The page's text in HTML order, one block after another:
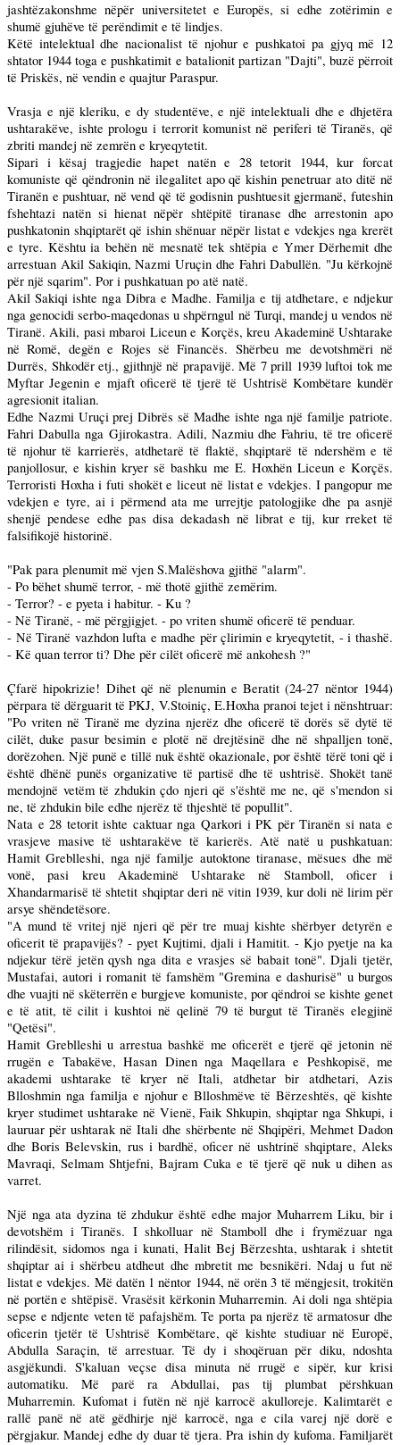
jashtëzakonshme nëpër universitetet e Europës, si edhe zotërimin e
shumë gjuhëve të perëndimit e të lindjes.
Këtë intelektual dhe nacionalist të njohur e pushkatoi pa gjyq më 12
shtator 1944 toga e pushkatimit e batalionit partizan "Dajti", buzë përroit
të Priskës, në vendin e quajtur Paraspur.
Vrasja e një kleriku, e dy studentëve, e një intelektuali dhe e dhjetëra
ushtarakëve, ishte prologu i terrorit komunist në periferi të Tiranës, që
zbriti mandej në zemrën e kryeqytetit.
Sipari i kësaj tragjedie hapet natën e 28 tetorit 1944, kur forcat
komuniste që qëndronin në ilegalitet apo që kishin penetruar ato ditë në
Tiranën e pushtuar, në vend që të godisnin pushtuesit gjermanë, futeshin
fshehtazi natën si hienat nëpër shtëpitë tiranase dhe arrestonin apo
pushkatonin shqiptarët që ishin shënuar nëpër listat e vdekjes nga krerët
e tyre. Kështu ia behën në mesnatë tek shtëpia e Ymer Dërhemit dhe
arrestuan Akil Sakiqin, Nazmi Uruçin dhe Fahri Dabullën. "Ju kërkojnë
për një sqarim". Por i pushkatuan po atë natë.
Akil Sakiqi ishte nga Dibra e Madhe. Familja e tij atdhetare, e ndjekur
nga genocidi serbo-maqedonas u shpërngul në Turqi, mandej u vendos në
Tiranë. Akili, pasi mbaroi Liceun e Korçës, kreu Akademinë Ushtarake
në Romë, degën e Rojes së Financës. Shërbeu me devotshmëri në
Durrës, Shkodër etj., gjithnjë në prapavijë. Më 7 prill 1939 luftoi tok me
Myftar Jegenin e mjaft oficerë të tjerë të Ushtrisë Kombëtare kundër
agresionit italian.
Edhe Nazmi Uruçi prej Dibrës së Madhe ishte nga një familje patriote.
Fahri Dabulla nga Gjirokastra. Adili, Nazmiu dhe Fahriu, të tre oficerë
të njohur të karrierës, atdhetarë të flaktë, shqiptarë të ndershëm e të
panjollosur, e kishin kryer së bashku me E. Hoxhën Liceun e Korçës.
Terroristi Hoxha i futi shokët e liceut në listat e vdekjes. I pangopur me
vdekjen e tyre, ai i përmend ata me urrejtje patologjike dhe pa asnjë
shenjë pendese edhe pas disa dekadash në librat e tij, kur rreket të
falsifikojë historinë.
"Pak para plenumit më vjen S.Malëshova gjithë "alarm".
- Po bëhet shumë terror, - më thotë gjithë zemërim.
- Terror? - e pyeta i habitur. - Ku ?
- Në Tiranë, - më përgjigjet. - po vriten shumë oficerë të penduar.
- Në Tiranë vazhdon lufta e madhe për çlirimin e kryeqytetit, - i thashë.
- Kë quan terror ti? Dhe për cilët oficerë më ankohesh ?"
Çfarë hipokrizie! Dihet që në plenumin e Beratit (24-27 nëntor 1944)
përpara të dërguarit të PKJ, V.Stoiniç, E.Hoxha pranoi tejet i nënshtruar:
"Po vriten në Tiranë me dyzina njerëz dhe oficerë të dorës së dytë të
cilët, duke pasur besimin e plotë në drejtësinë dhe në shpalljen tonë,
dorëzohen. Një punë e tillë nuk është okazionale, por është tërë toni që i
është dhënë punës organizative të partisë dhe të ushtrisë. Shokët tanë
mendojnë vetëm të zhdukin çdo njeri që s'është me ne, që s'mendon si
ne, të zhdukin bile edhe njerëz të thjeshtë të popullit".
Nata e 28 tetorit ishte caktuar nga Qarkori i PK për Tiranën si nata e
vrasjeve masive të ushtarakëve të karierës. Atë natë u pushkatuan:
Hamit Greblleshi, nga një familje autoktone tiranase, mësues dhe më
vonë, pasi kreu Akademinë Ushtarake në Stamboll, oficer i
Xhandarmarisë të shtetit shqiptar deri në vitin 1939, kur doli në lirim për
arsye shëndetësore.
"A mund të vritej një njeri që për tre muaj kishte shërbyer detyrën e
oficerit të prapavijës? - pyet Kujtimi, djali i Hamitit. - Kjo pyetje na ka
ndjekur tërë jetën qysh nga dita e vrasjes së babait tonë". Djali tjetër,
Mustafai, autori i romanit të famshëm "Gremina e dashurisë" u burgos
dhe vuajti në skëterrën e burgjeve komuniste, por qëndroi se kishte genet
e të atit, të cilit i kushtoi në qelinë 79 të burgut të Tiranës elegjinë
"Qetësi".
Hamit Greblleshi u arrestua bashkë me oficerët e tjerë që jetonin në
rrugën e Tabakëve, Hasan Dinen nga Maqellara e Peshkopisë, me
akademi ushtarake të kryer në Itali, atdhetar bir atdhetari, Azis
Blloshmin nga familja e njohur e Blloshmëve të Bërzeshtës, që kishte
kryer studimet ushtarake në Vienë, Faik Shkupin, shqiptar nga Shkupi, i
lauruar për ushtarak në Itali dhe shërbente në Shqipëri, Mehmet Dadon
dhe Boris Belevskin, rus i bardhë, oficer në ushtrinë shqiptare, Aleks
Mavraqi, Selmam Shtjefni, Bajram Cuka e të tjerë që nuk u dihen as
varret.
Një nga ata dyzina të zhdukur është edhe major Muharrem Liku, bir i
devotshëm i Tiranës. I shkolluar në Stamboll dhe i frymëzuar nga
rilindësit, sidomos nga i kunati, Halit Bej Bërzeshta, ushtarak i shtetit
shqiptar ai i shërbeu atdheut dhe mbretit me besnikëri. Ndaj u fut në
listat e vdekjes. Më datën 1 nëntor 1944, në orën 3 të mëngjesit, trokitën
në portën e shtëpisë. Vrasësit kërkonin Muharremin. Ai doli nga shtëpia
sepse e ndjente veten të pafajshëm. Te porta pa njerëz të armatosur dhe
oficerin tjetër të Ushtrisë Kombëtare, që kishte studiuar në Europë,
Abdulla Saraçin, të arrestuar. Të dy i shoqëruan për diku, ndoshta
asgjëkundi. S'kaluan veçse disa minuta në rrugë e sipër, kur krisi
automatiku. Më parë ra Abdullai, pas tij plumbat përshkuan
Muharremin. Kufomat i futën në një karrocë akulloreje. Kalimtarët e
rallë panë në atë gëdhirje një karrocë, nga e cila varej një dorë e
përgjakur. Mandej edhe dy duar të tjera. Pra ishin dy kufoma. Familjarët